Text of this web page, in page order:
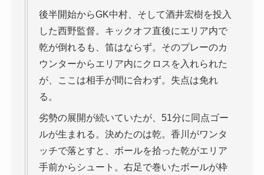
後半開始からGK中村、そして酒井宏樹を投入
した西野監督。キックオフ直後にエリア内で
乾が倒れるも、笛はならず。そのプレーのカ
ウンターからエリア内にクロスを入れられた
が、ここは相手が間に合わず。失点は免れ
る。
劣勢の展開が続いていたが、51分に同点ゴー
ルが生まれる。決めたのは乾。香川がワンタ
ッチで落とすと、ボールを拾った乾がエリア
手前からシュート。右足で巻いたボールが枠